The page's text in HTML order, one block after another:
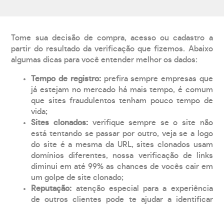
Tome sua decisão de compra, acesso ou cadastro a
partir do resultado da verificação que fizemos. Abaixo
algumas dicas para você entender melhor os dados:
Tempo de registro: prefira sempre empresas que
já estejam no mercado há mais tempo, é comum
que sites fraudulentos tenham pouco tempo de
vida;
Sites clonados: verifique sempre se o site não
está tentando se passar por outro, veja se a logo
do site é a mesma da URL, sites clonados usam
domínios diferentes, nossa verificação de links
diminui em até 99% as chances de vocês cair em
um golpe de site clonado;
Reputação: atenção especial para a experiência
de outros clientes pode te ajudar a identificar